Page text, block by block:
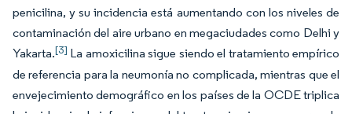
penicilina, y su incidencia está aumentando con los niveles de
contaminación del aire urbano en megaciudades como Delhi y
Yakarta.[3] La amoxicilina sigue siendo el tratamiento empírico
de referencia para la neumonía no complicada, mientras que el
envejecimiento demográfico en los países de la OCDE triplica